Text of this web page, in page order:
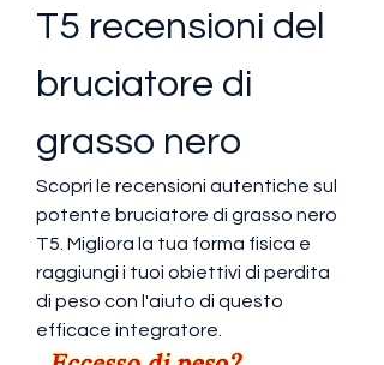
T5 recensioni del
bruciatore di
grasso nero
Scopri le recensioni autentiche sul
potente bruciatore di grasso nero
T5. Migliora la tua forma fisica e
raggiungi i tuoi obiettivi di perdita
di peso con l'aiuto di questo
efficace integratore.